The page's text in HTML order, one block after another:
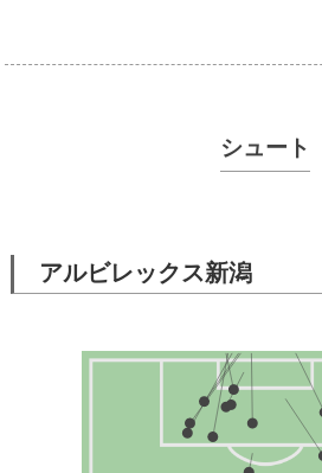
シュート
アルビレックス新潟